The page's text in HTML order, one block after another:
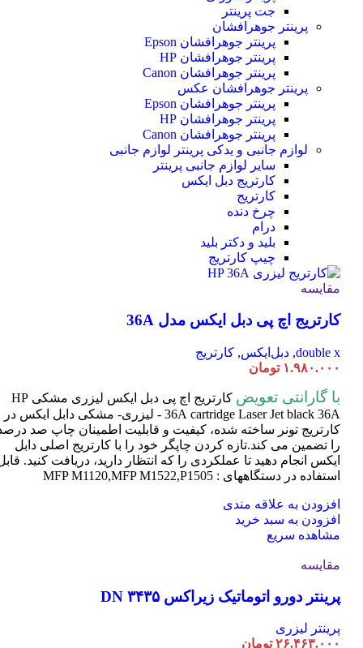
جت پرینتر
پرینتر جوهرافشان
پرینتر جوهرافشان Epson
پرینتر جوهرافشان HP
پرینتر جوهرافشان Canon
پرینتر جوهرافشان عکس
پرینتر جوهرافشان Epson
پرینتر جوهرافشان HP
پرینتر جوهرافشان Canon
لوازم جانبی و یدکی پرینتر لوازم جانبی
سایر لوازم جانبی پرینتر
کارتریج دبل ایکس
کارتریج
چرخ دنده
درام
بلید و دکتر بلید
چیپ کارتریج
مقایسه
کارتریج اچ پی دبل ایکس مدل 36A
double x
, دبل‌ایکس, کارتریج
۱.۹۸۰.۰۰۰ تومان
با گارانتی تعویض
کارتریج اچ پی دبل ایکس لیزری مشکی HP
36A cartridge Laser
Jet black 36A - لیزری- مشکی دابل ایکس در
کارتریج تونر ساخته شده، کیفیت و قابلیت اطمینان چاپ صد
را تضمین می کند.تازه کردن چاپگر خود را با کارتریج اصلی دابل
ایکس انجام دهید تا عملکردی را که انتظار دارید، دریافت کنید.
استفاده در دستگاههای : MFP M1120,MFP M1522,P1505
افزودن به علاقه مندی
افزودن به سبد خرید
مشاهده سریع
مقایسه
پرینتر دورو اتوماتیک زیراکس DN ۳۴۳۵
پرینتر لیزری
۲۶.۴۶۳.۰۰۰ تومان